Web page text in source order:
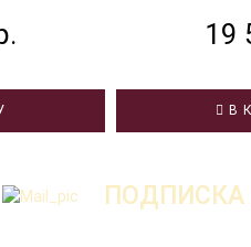
19
В
ПОДПИСКА